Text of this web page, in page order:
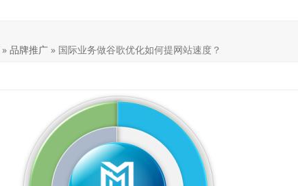
» 品牌推广 » 国际业务做谷歌优化如何提网站速度？